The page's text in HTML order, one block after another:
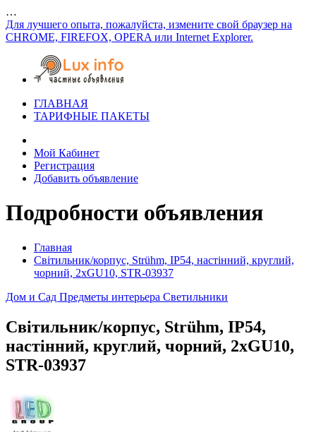
…
Для лучшего опыта, пожалуйста, измените свой браузер на
CHROME, FIREFOX, OPERA или Internet Explorer.
ГЛАВНАЯ
ТАРИФНЫЕ ПАКЕТЫ
Мой Кабинет
Регистрация
Добавить объявление
Подробности объявления
Главная
Світильник/корпус, Strühm, IP54, настінний, круглий,
чорний, 2xGU10, STR-03937
Дом и Сад Предметы интерьера Светильники
Світильник/корпус, Strühm, IP54,
настінний, круглий, чорний, 2xGU10,
STR-03937